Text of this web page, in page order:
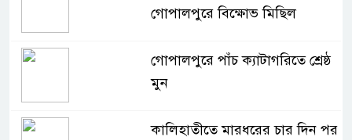
গোপালপুরে বিক্ষোভ মিছিল
গোপালপুরে পাঁচ ক্যাটাগরিতে শ্রেষ্ঠ
মুন
কালিহাতীতে মারধরের চার দিন পর